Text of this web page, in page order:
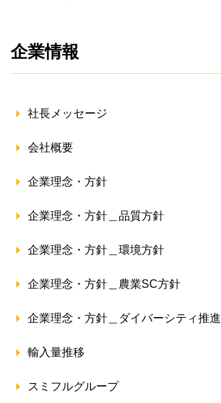
企業情報
社長メッセージ
会社概要
企業理念・方針
企業理念・方針＿品質方針
企業理念・方針＿環境方針
企業理念・方針＿農業SC方針
企業理念・方針＿ダイバーシティ推進
輸入量推移
スミフルグループ